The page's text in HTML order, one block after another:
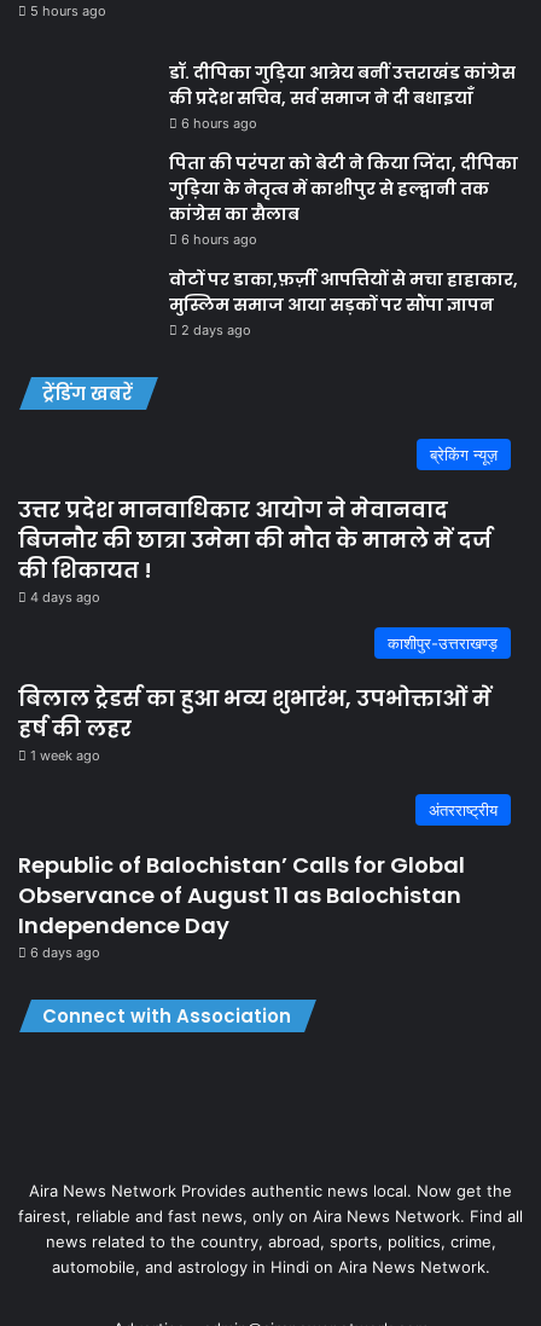
5 hours ago
डॉ. दीपिका गुड़िया आत्रेय बनीं उत्तराखंड कांग्रेस
की प्रदेश सचिव, सर्व समाज ने दी बधाइयाँ
6 hours ago
पिता की परंपरा को बेटी ने किया जिंदा, दीपिका
गुड़िया के नेतृत्व में काशीपुर से हल्द्वानी तक
कांग्रेस का सैलाब
6 hours ago
वोटों पर डाका,फ़र्ज़ी आपत्तियों से मचा हाहाकार,
मुस्लिम समाज आया सड़कों पर सौंपा ज्ञापन
2 days ago
ट्रेंडिंग खबरें
ब्रेकिंग न्यूज़
उत्तर प्रदेश मानवाधिकार आयोग ने मेवानवाद
बिजनौर की छात्रा उमेमा की मौत के मामले में दर्ज
की शिकायत !
4 days ago
काशीपुर-उत्तराखण्ड़
बिलाल ट्रेडर्स का हुआ भव्य शुभारंभ, उपभोक्ताओं में
हर्ष की लहर
1 week ago
अंतरराष्ट्रीय
Republic of Balochistan’ Calls for Global
Observance of August 11 as Balochistan
Independence Day
6 days ago
Connect with Association
Aira News Network Provides authentic news local. Now get the
fairest, reliable and fast news, only on Aira News Network. Find all
news related to the country, abroad, sports, politics, crime,
automobile, and astrology in Hindi on Aira News Network.